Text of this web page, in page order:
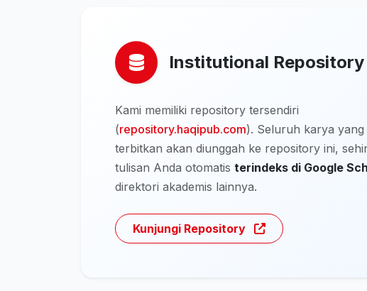
Institutional Repository
Kami memiliki repository tersendiri
(repository.haqipub.com). Seluruh karya yang
terbitkan akan diunggah ke repository ini,
tulisan Anda otomatis terindeks di Google
direktori akademis lainnya.
Kunjungi Repository